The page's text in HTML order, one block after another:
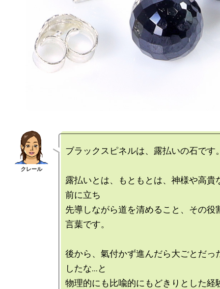
ブラックスピネルは、露払いの石です
露払いとは、もともとは、神様や高貴
前に立ち
先導しながら道を清めること、その役
言葉です。
後から、氣付かず進んだら大ごとだっ
したな…と
物理的にも比喩的にもどきりとした経